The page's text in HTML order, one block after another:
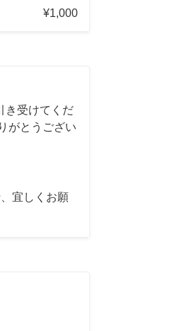
¥1,000
き受けてくだ
がとうござい
宜しくお願